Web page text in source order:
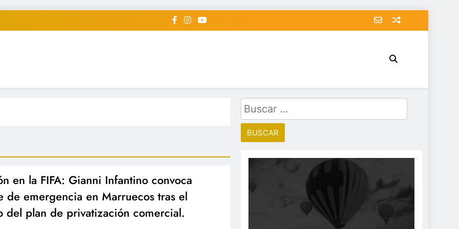
Deportivo Digital"
#deportealdiaperiodico
en la FIFA: Gianni Infantino convoca
de emergencia en Marruecos tras el
del plan de privatización comercial.
Buscar: